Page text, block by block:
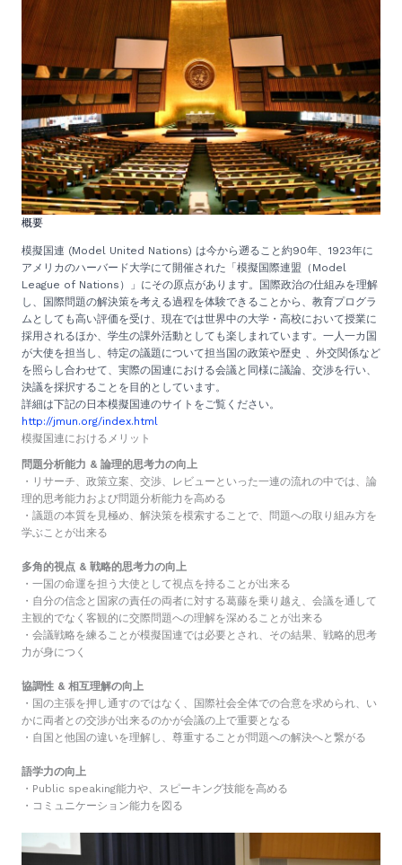
概要
模擬国連 (Model United Nations) は今から遡ること約90年、1923年に
アメリカのハーバード大学にて開催された「模擬国際連盟（Model
League of Nations）」にその原点があります。国際政治の仕組みを理解
し、国際問題の解決策を考える過程を体験できることから、教育プログラ
ムとしても高い評価を受け、現在では世界中の大学・高校において授業に
採用されるほか、学生の課外活動としても楽しまれています。​一人一カ国
が大使を担当し、特定の議題について担当国の政策や歴史 、外交関係など
を照らし合わせて、実際の国連における会議と同様に議論、交渉を行い、
決議を採択することを目的としています。
詳細は下記の日本模擬国連のサイトをご覧ください。
http://jmun.org/index.html
模擬国連におけるメリット
問題分析能力 & 論理的思考力の向上​
・リサーチ、政策立案、交渉、レビューといった一連の流れの中では、論
理的思考能力および問題分析能力を高める
・議題の本質を見極め、解決策を模索することで、問題への取り組み方を
学ぶことが出来る​
多角的視点 & 戦略的思考力の向上
・一国の命運を担う大使として視点を持ることが出来る
・自分の信念と国家の責任の両者に対する葛藤を乗り越え、会議を通して
主観的でなく客観的に交際問題への理解を深めることが出来る
・会議戦略を練ることが模擬国連では必要とされ、その結果、戦略的思考
力が身につく
協調性 & 相互理解の向上
・国の主張を押し通すのではなく、国際社会全体での合意を求められ、い
かに両者との交渉が出来るのかが会議の上で重要となる
・自国と他国の違いを理解し、尊重することが問題への解決へと繋がる
​語学力の向上
・Public speaking能力や、スピーキング技能を高める
・コミュニケーション能力を図る